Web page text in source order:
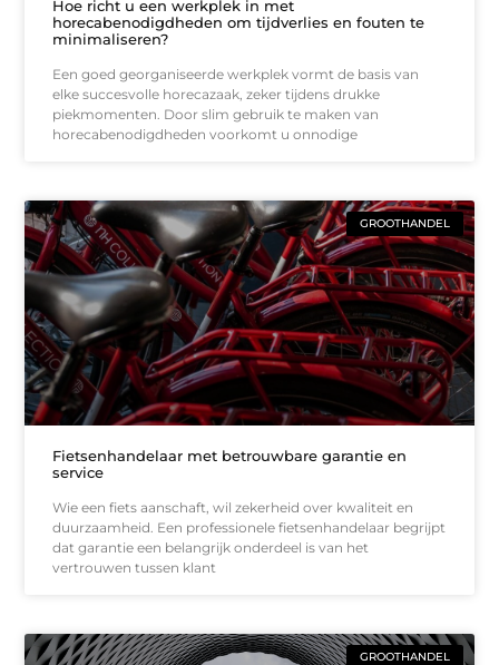
Hoe richt u een werkplek in met
horecabenodigdheden om tijdverlies en fouten te
minimaliseren?
Een goed georganiseerde werkplek vormt de basis van
elke succesvolle horecazaak, zeker tijdens drukke
piekmomenten. Door slim gebruik te maken van
horecabenodigdheden voorkomt u onnodige
GROOTHANDEL
Fietsenhandelaar met betrouwbare garantie en
service
Wie een fiets aanschaft, wil zekerheid over kwaliteit en
duurzaamheid. Een professionele fietsenhandelaar begrijpt
dat garantie een belangrijk onderdeel is van het
vertrouwen tussen klant
GROOTHANDEL